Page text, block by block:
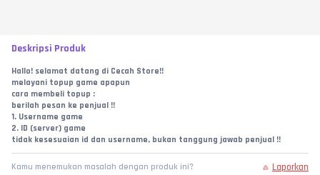
Deskripsi Produk
Hallo! selamat datang di Cecah Store!!
melayani topup game apapun
cara membeli topup :
berilah pesan ke penjual !!
1. Username game
2. ID (server) game
tidak kesesuaian id dan username, bukan tanggung jawab penjual !!
Kamu menemukan masalah dengan produk ini? Laporkan